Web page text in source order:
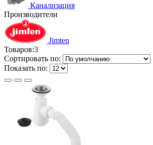
Канализация
Производители
Jimten
Товаров:3
Сортировать по:
Показать по: